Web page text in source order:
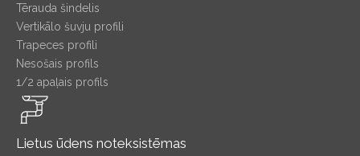
Tērauda šindelis
Vertikālo šuvju profili
Trapeces profili
Nesošais profils
1/2 apaļais profils
Lietus ūdens noteksistēmas